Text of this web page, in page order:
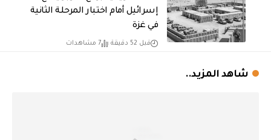
إسرائيل أمام اختبار المرحلة الثانية
في غزة
قبل 52 دقيقة 7 مشاهدات
شاهد المزيد..